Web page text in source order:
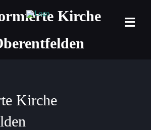
Kirche
Kirche